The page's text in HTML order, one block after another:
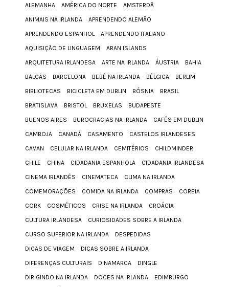
ALEMANHA
AMÉRICA DO NORTE
AMSTERDÃ
ANIMAIS NA IRLANDA
APRENDENDO ALEMÃO
APRENDENDO ESPANHOL
APRENDENDO ITALIANO
AQUISIÇÃO DE LINGUAGEM
ARAN ISLANDS
ARQUITETURA IRLANDESA
ARTE NA IRLANDA ÁUSTRIA
BAHIA
BALCÃS
BARCELONA BEBÊ NA IRLANDA BÉLGICA
BERLIM
BIBLIOTECAS
BICICLETA EM DUBLIN BÓSNIA
BRASIL
BRATISLAVA
BRISTOL BRUXELAS
BUDAPESTE
BUENOS AIRES
BUROCRACIAS NA IRLANDA
CAFÉS EM DUBLIN
CAMBOJA
CANADÁ CASAMENTO
CASTELOS IRLANDESES
CAVAN
CELULAR NA IRLANDA CEMITÉRIOS
CHILDMINDER
CHILE
CHINA CIDADANIA ESPANHOLA
CIDADANIA IRLANDESA
CINEMA IRLANDÊS
CINEMATECA
CLIMA NA IRLANDA
COMEMORAÇÕES
COMIDA NA IRLANDA COMPRAS
COREIA
CORK
COSMÉTICOS CRISE NA IRLANDA
CROÁCIA
CULTURA IRLANDESA
CURIOSIDADES SOBRE A IRLANDA
CURSO SUPERIOR NA IRLANDA
DESPEDIDAS
DICAS DE VIAGEM
DICAS SOBRE A IRLANDA
DIFERENÇAS CULTURAIS
DINAMARCA
DINGLE
DIRIGINDO NA IRLANDA
DOCES NA IRLANDA
EDIMBURGO